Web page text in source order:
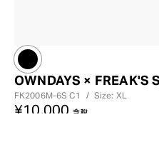
OWNDAYS × FREAK'S
FK2006M-6SC1 / Size: XL
¥10,000 含稅